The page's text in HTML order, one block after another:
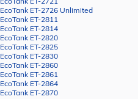
EcoTank ET-2726 Unlimited
EcoTank ET-2811
EcoTank ET-2814
EcoTank ET-2820
EcoTank ET-2825
EcoTank ET-2830
EcoTank ET-2860
EcoTank ET-2861
EcoTank ET-2864
EcoTank ET-2870